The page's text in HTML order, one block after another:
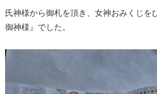
氏神様から御札を頂き、女神おみくじを
御神様』でした。